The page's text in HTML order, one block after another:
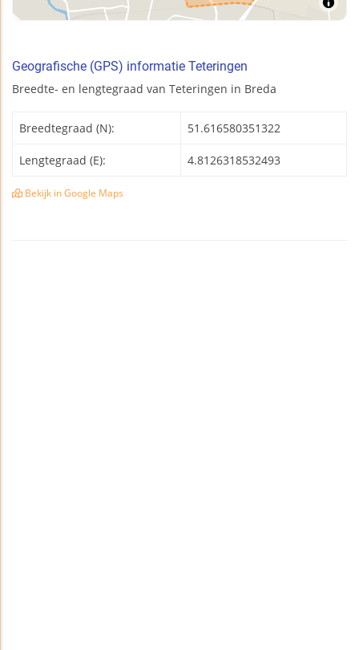
Geografische (GPS) informatie Teteringen
Breedte- en lengtegraad van Teteringen in Breda
Breedtegraad (N): 51.616580351322
Lengtegraad (E): 4.8126318532493
Bekijk in Google Maps